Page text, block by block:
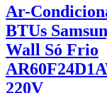
Ar-
BTUs
Wall Só Frio
220V